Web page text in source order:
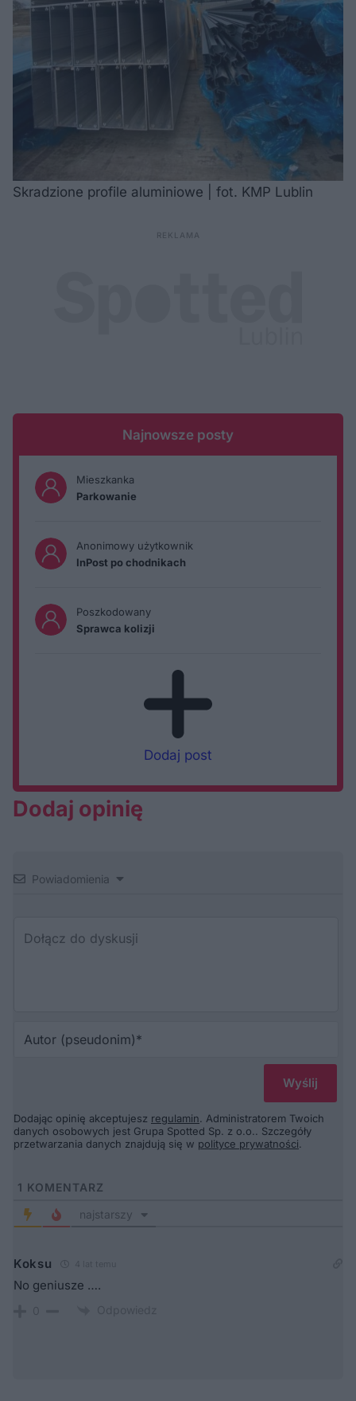
Skradzione profile aluminiowe | fot. KMP Lublin
Najnowsze posty
Mieszkanka
Parkowanie
Anonimowy użytkownik
InPost po chodnikach
Poszkodowany
Sprawca kolizji
Dodaj post
Dodaj opinię
Powiadomienia
Dodając opinię akceptujesz regulamin. Administratorem Twoich
danych osobowych jest Grupa Spotted Sp. z o.o.. Szczegóły
przetwarzania danych znajdują się w polityce prywatności.
1 KOMENTARZ
najstarszy
Koksu
No geniusze ….